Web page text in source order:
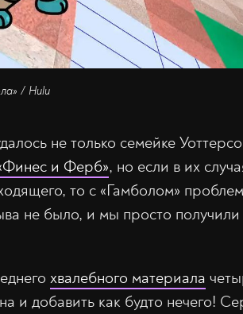
/ Hulu
не только семейке
и Ферб», но если в их
то с «Гамболом»
не было, и мы просто
хвалебного материала
и добавить как будто нечего!